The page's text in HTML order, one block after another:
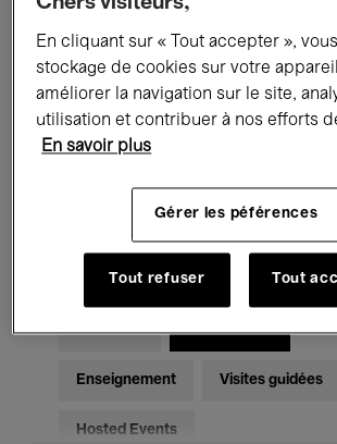
Tous les événements Concerts
Expositions Films
Rencontres & Débats
Musique classique Global Music
Musique électronique
Pour tous Kids’ Palace
Enseignement Visites guidées
Hosted Events
En cliquant sur « Tout accepter »,
stockage de cookies sur votre
améliorer la navigation sur le site,
utilisation et contribuer à nos efforts
En savoir plus
Gérer les péférences
Tout refuser Tout